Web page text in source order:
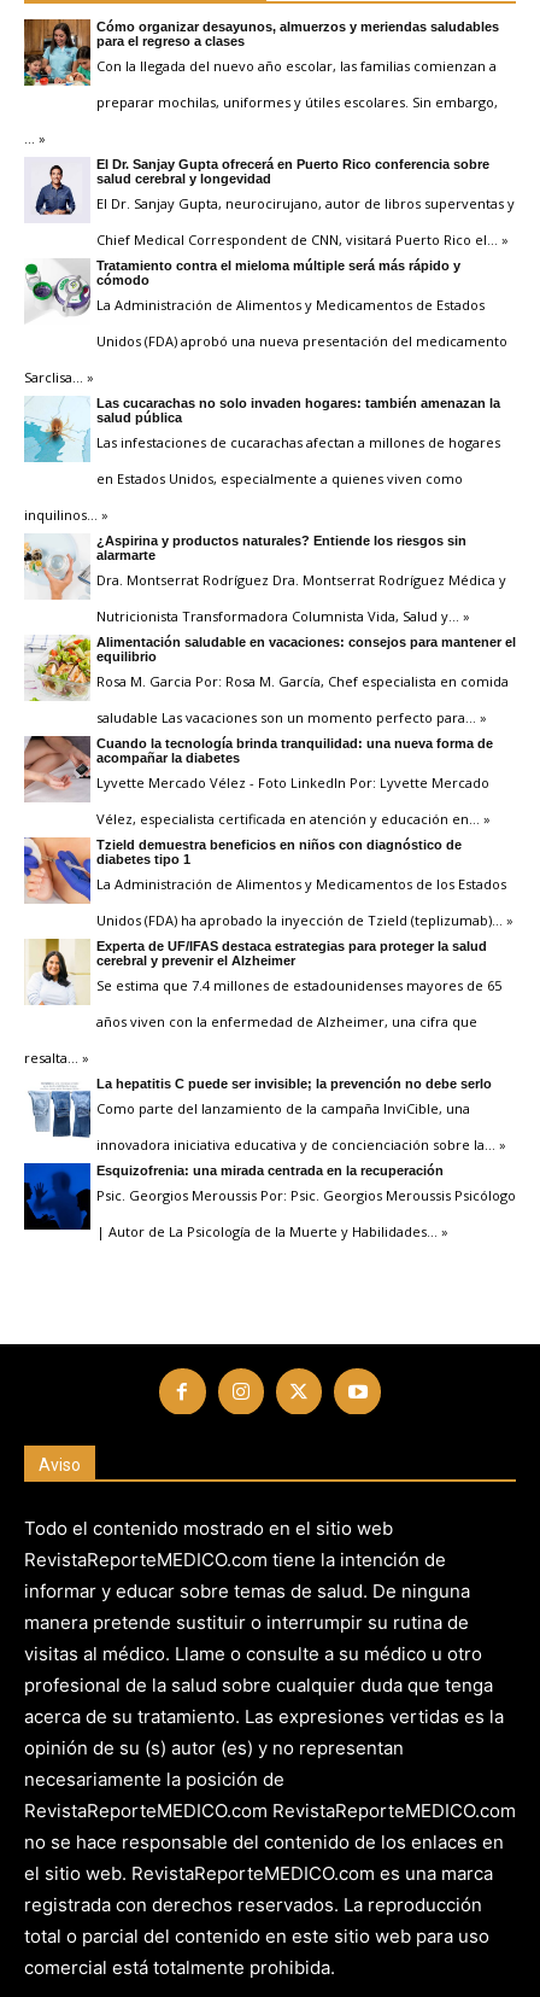
Cómo organizar desayunos, almuerzos y meriendas saludables
para el regreso a clases
Con la llegada del nuevo año escolar, las familias comienzan a
preparar mochilas, uniformes y útiles escolares. Sin embargo,
… »
El Dr. Sanjay Gupta ofrecerá en Puerto Rico conferencia sobre
salud cerebral y longevidad
El Dr. Sanjay Gupta, neurocirujano, autor de libros superventas y
Chief Medical Correspondent de CNN, visitará Puerto Rico el … »
Tratamiento contra el mieloma múltiple será más rápido y
cómodo
La Administración de Alimentos y Medicamentos de Estados
Unidos (FDA) aprobó una nueva presentación del medicamento
Sarclisa … »
Las cucarachas no solo invaden hogares: también amenazan la
salud pública
Las infestaciones de cucarachas afectan a millones de hogares
en Estados Unidos, especialmente a quienes viven como
inquilinos … »
¿Aspirina y productos naturales? Entiende los riesgos sin
alarmarte
Dra. Montserrat Rodríguez Dra. Montserrat Rodríguez Médica y
Nutricionista Transformadora Columnista Vida, Salud y … »
Alimentación saludable en vacaciones: consejos para mantener el
equilibrio
Rosa M. Garcia Por: Rosa M. García, Chef especialista en comida
saludable Las vacaciones son un momento perfecto para … »
Cuando la tecnología brinda tranquilidad: una nueva forma de
acompañar la diabetes
Lyvette Mercado Vélez - Foto LinkedIn Por: Lyvette Mercado
Vélez, especialista certificada en atención y educación en … »
Tzield demuestra beneficios en niños con diagnóstico de
diabetes tipo 1
La Administración de Alimentos y Medicamentos de los Estados
Unidos (FDA) ha aprobado la inyección de Tzield (teplizumab) … »
Experta de UF/IFAS destaca estrategias para proteger la salud
cerebral y prevenir el Alzheimer
Se estima que 7.4 millones de estadounidenses mayores de 65
años viven con la enfermedad de Alzheimer, una cifra que
resalta … »
La hepatitis C puede ser invisible; la prevención no debe serlo
Como parte del lanzamiento de la campaña InviCible, una
innovadora iniciativa educativa y de concienciación sobre la … »
Esquizofrenia: una mirada centrada en la recuperación
Psic. Georgios Meroussis Por: Psic. Georgios Meroussis Psicólogo
| Autor de La Psicología de la Muerte y Habilidades … »
Aviso
Todo el contenido mostrado en el sitio web
RevistaReporteMEDICO.com tiene la intención de
informar y educar sobre temas de salud. De ninguna
manera pretende sustituir o interrumpir su rutina de
visitas al médico. Llame o consulte a su médico u otro
profesional de la salud sobre cualquier duda que tenga
acerca de su tratamiento. Las expresiones vertidas es la
opinión de su (s) autor (es) y no representan
necesariamente la posición de
RevistaReporteMEDICO.com RevistaReporteMEDICO.com
no se hace responsable del contenido de los enlaces en
el sitio web. RevistaReporteMEDICO.com es una marca
registrada con derechos reservados. La reproducción
total o parcial del contenido en este sitio web para uso
comercial está totalmente prohibida.